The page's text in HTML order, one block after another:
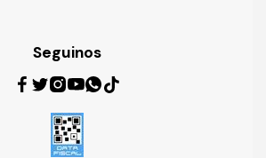
Seguinos